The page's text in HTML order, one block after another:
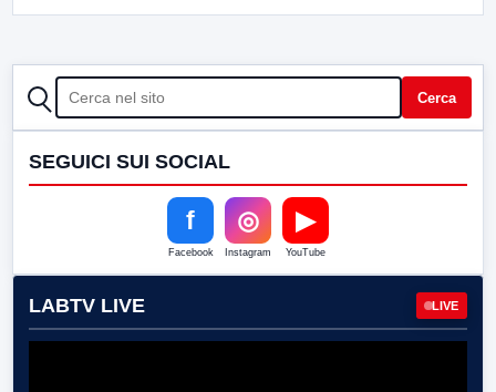
CERCA Cerca
SEGUICI SUI SOCIAL
f
Facebook
◎
Instagram
▶
YouTube
LABTV LIVE LIVE